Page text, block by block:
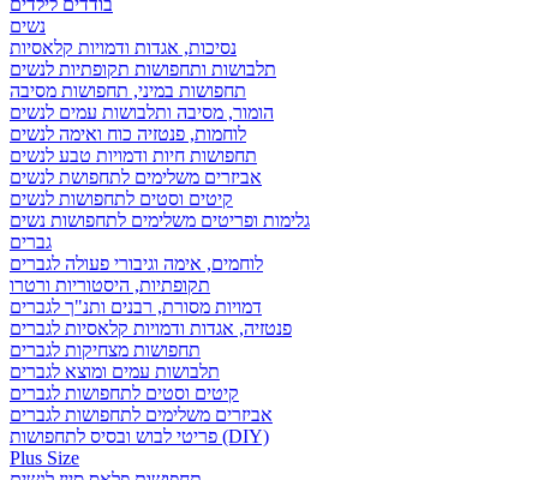
בודדים לילדים
נשים
נסיכות, אגדות ודמויות קלאסיות
תלבושות ותחפושות תקופתיות לנשים
תחפושות במיני, תחפושות מסיבה
הומור, מסיבה ותלבושות עמים לנשים
לוחמות, פנטזיה כוח ואימה לנשים
תחפושות חיות ודמויות טבע לנשים
אביזרים משלימים לתחפושת לנשים
קיטים וסטים לתחפושות לנשים
גלימות ופריטים משלימים לתחפושות נשים
גברים
לוחמים, אימה וגיבורי פעולה לגברים
תקופתיות, היסטוריות ורטרו
דמויות מסורת, רבנים ותנ"ך לגברים
פנטזיה, אגדות ודמויות קלאסיות לגברים
תחפושות מצחיקות לגברים
תלבושות עמים ומוצא לגברים
קיטים וסטים לתחפושות לגברים
אביזרים משלימים לתחפושות לגברים
פריטי לבוש ובסיס לתחפושות (DIY)
Plus Size